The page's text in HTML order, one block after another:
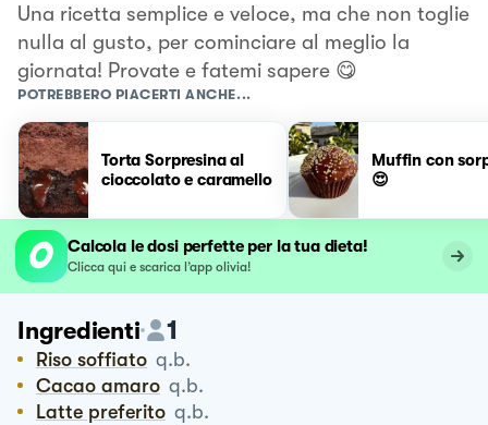
Una ricetta semplice e veloce, ma che non toglie
nulla al gusto, per cominciare al meglio la
giornata! Provate e fatemi sapere 😋
POTREBBERO PIACERTI ANCHE...
Torta Sorpresina al
cioccolato e caramello
Muffin con
😍
Calcola le dosi perfette per la tua dieta!
Clicca qui e scarica l’app olivia!
Ingredienti 1
Riso soffiato q.b.
Cacao amaro q.b.
Latte preferito q.b.